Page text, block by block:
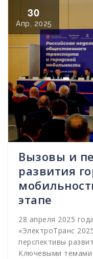
30
Апр, 2025
Вызовы и
развития
этапе
28 апреля 2025
«ЭлектроТранс
перспективы
Ключевыми темами